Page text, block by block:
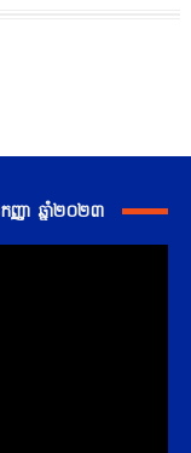
ញា ឆ្នាំ២០២៣